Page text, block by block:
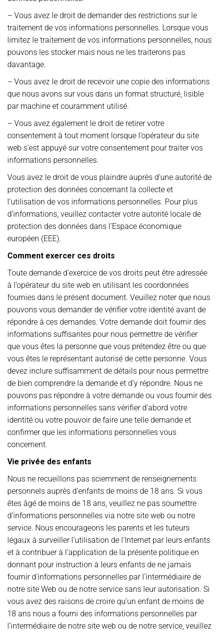
– Vous avez le droit de demander des restrictions sur le
traitement de vos informations personnelles. Lorsque vous
limitez le traitement de vos informations personnelles, nous
pouvons les stocker mais nous ne les traiterons pas
davantage.
– Vous avez le droit de recevoir une copie des informations
que nous avons sur vous dans un format structuré, lisible
par machine et couramment utilisé.
– Vous avez également le droit de retirer votre
consentement à tout moment lorsque l’opérateur du site
web s’est appuyé sur votre consentement pour traiter vos
informations personnelles.
Vous avez le droit de vous plaindre auprès d’une autorité de
protection des données concernant la collecte et
l’utilisation de vos informations personnelles. Pour plus
d’informations, veuillez contacter votre autorité locale de
protection des données dans l’Espace économique
européen (EEE).
Comment exercer ces droits
Toute demande d’exercice de vos droits peut être adressée
à l’opérateur du site web en utilisant les coordonnées
fournies dans le présent document. Veuillez noter que nous
pouvons vous demander de vérifier votre identité avant de
répondre à ces demandes. Votre demande doit fournir des
informations suffisantes pour nous permettre de vérifier
que vous êtes la personne que vous prétendez être ou que
vous êtes le représentant autorisé de cette personne. Vous
devez inclure suffisamment de détails pour nous permettre
de bien comprendre la demande et d’y répondre. Nous ne
pouvons pas répondre à votre demande ou vous fournir des
informations personnelles sans vérifier d’abord votre
identité ou votre pouvoir de faire une telle demande et
confirmer que les informations personnelles vous
concernent.
Vie privée des enfants
Nous ne recueillons pas sciemment de renseignements
personnels auprès d’enfants de moins de 18 ans. Si vous
êtes âgé de moins de 18 ans, veuillez ne pas soumettre
d’informations personnelles via notre site web ou notre
service. Nous encourageons les parents et les tuteurs
légaux à surveiller l’utilisation de l’Internet par leurs enfants
et à contribuer à l’application de la présente politique en
donnant pour instruction à leurs enfants de ne jamais
fournir d’informations personnelles par l’intermédiaire de
notre site Web ou de notre service sans leur autorisation. Si
vous avez des raisons de croire qu’un enfant de moins de
18 ans nous a fourni des informations personnelles par
l’intermédiaire de notre site web ou de notre service, veuillez